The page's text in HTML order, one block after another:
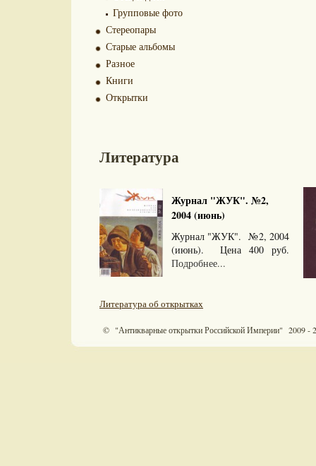
Групповые фото
Стереопары
Старые альбомы
Разное
Книги
Открытки
Литература
Журнал "ЖУК". №2,
2004 (июнь)
Журнал "ЖУК". №2, 2004
(июнь). Цена 400 руб.
Подробнее...
Литература об открытках
© "Антикварные открытки Российской Империи" 2009 -